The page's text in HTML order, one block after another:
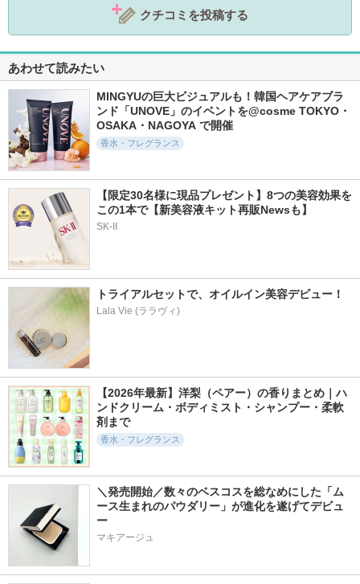
クチコミを投稿する
あわせて読みたい
MINGYUの巨大ビジュアルも！韓国ヘアケアブラ
ンド「UNOVE」のイベントを@cosme TOKYO・
OSAKA・NAGOYA で開催
香水・フレグランス
【限定30名様に現品プレゼント】8つの美容効果を
この1本で【新美容液キット再販Newsも】
SK-II
トライアルセットで、オイルイン美容デビュー！
Lala Vie (ララヴィ)
【2026年最新】洋梨（ペアー）の香りまとめ｜ハ
ンドクリーム・ボディミスト・シャンプー・柔軟
剤まで
香水・フレグランス
＼発売開始／数々のベスコスを総なめにした「ム
ース生まれのパウダリー」が進化を遂げてデビュ
ー
マキアージュ